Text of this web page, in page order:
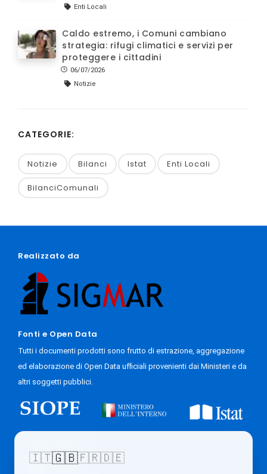
Enti Locali
Caldo estremo, i Comuni cambiano
strategia: rifugi climatici e servizi per
proteggere i cittadini
06/07/2026
Notizie
CATEGORIE:
Notizie Bilanci Istat Enti Locali
BilanciComunali
Realizzato da
Fonti e Open Data
Tutti i documenti prodotti sono frutto di estrazione, aggregazione
ed elaborazione di Open Data ufficiali provenienti dai Ministeri e da
altri soggetti pubblici.
Progetto
🇮🇹🇬🇧🇫🇷🇩🇪